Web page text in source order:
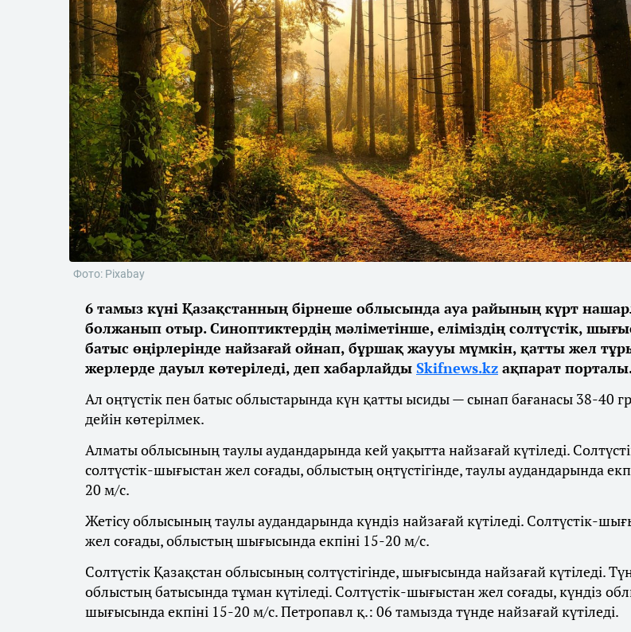
Фото: Pixabay
6 тамыз күні Қазақстанның бірнеше облысында ауа райының күрт
болжанып отыр. Синоптиктердің мәліметінше, еліміздің солтүстік,
батыс өңірлерінде найзағай ойнап, бұршақ жаууы мүмкін, қатты жел
жерлерде дауыл көтеріледі, деп хабарлайды Skifnews.kz ақпарат
Ал оңтүстік пен батыс облыстарында күн қатты ысиды — сынап бағанасы 38-40
дейін көтерілмек.
Алматы облысының таулы аудандарында кей уақытта найзағай күтіледі.
солтүстік-шығыстан жел соғады, облыстың оңтүстігінде, таулы аудандарында
20 м/с.
Жетісу облысының таулы аудандарында күндіз найзағай күтіледі. Солтүстік-
жел соғады, облыстың шығысында екпіні 15-20 м/с.
Солтүстік Қазақстан облысының солтүстігінде, шығысында найзағай күтіледі.
облыстың батысында тұман күтіледі. Солтүстік-шығыстан жел соғады, күндіз
шығысында екпіні 15-20 м/с. Петропавл қ.: 06 тамызда түнде найзағай күтіледі.